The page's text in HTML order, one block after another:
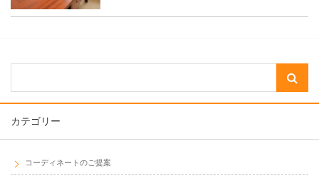
カテゴリー
コーディネートのご提案